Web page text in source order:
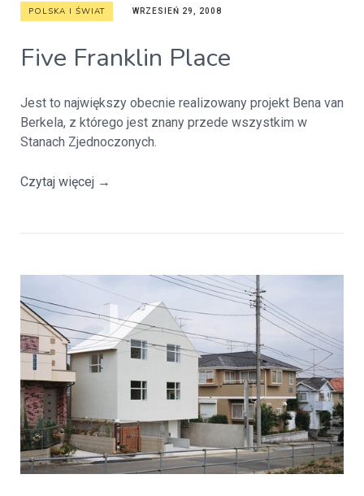
POLSKA I ŚWIAT WRZESIEŃ 29, 2008
Five Franklin Place
Jest to największy obecnie realizowany projekt Bena van
Berkela, z którego jest znany przede wszystkim w
Stanach Zjednoczonych.
Czytaj więcej →